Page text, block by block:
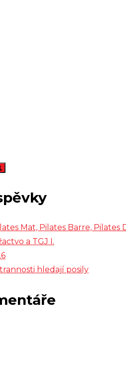
Mat, Pilates Barre, Pilates
a TGJ I.
hledají posily